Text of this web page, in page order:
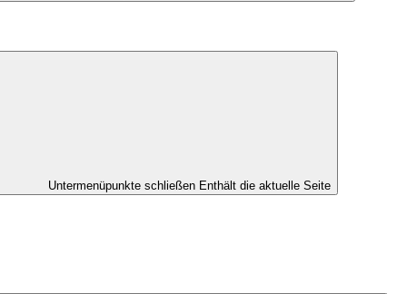
Untermenüpunkte schließen Enthält die aktuelle Seite